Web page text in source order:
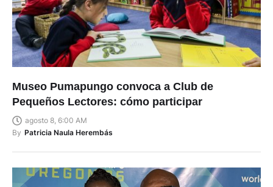
Museo Pumapungo convoca a Club de
Pequeños Lectores: cómo participar
agosto 8, 6:00 AM
By Patricia Naula Herembás